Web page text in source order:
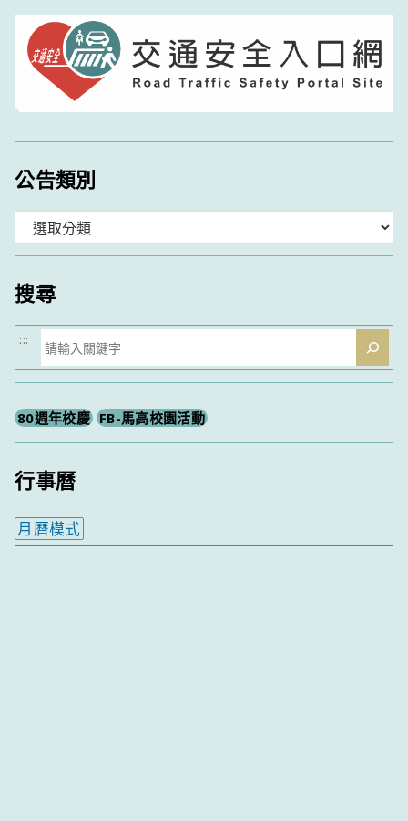
公告類別
類
搜尋
搜
尋
:::
80週年校慶 FB-馬高校園活動
行事曆
月曆模式